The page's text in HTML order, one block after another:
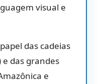
visual e
das cadeias
das grandes
e